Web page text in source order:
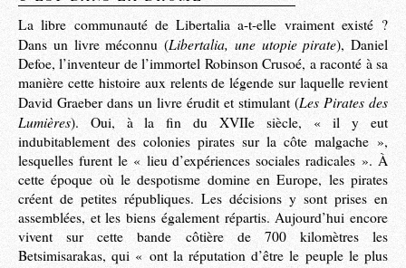
La libre communauté de Libertalia a-t-elle vraiment existé ?
Dans un livre méconnu (Libertalia, une utopie pirate), Daniel
Defoe, l’inventeur de l’immortel Robinson Crusoé, a raconté à sa
manière cette histoire aux relents de légende sur laquelle revient
David Graeber dans un livre érudit et stimulant (Les Pirates des
Lumières). Oui, à la fin du XVIIe siècle, « il y eut
indubitablement des colonies pirates sur la côte malgache »,
lesquelles furent le « lieu d’expériences sociales radicales ». À
cette époque où le despotisme domine en Europe, les pirates
créent de petites républiques. Les décisions y sont prises en
assemblées, et les biens également répartis. Aujourd’hui encore
vivent sur cette bande côtière de 700 kilomètres les
Betsimisarakas, qui « ont la réputation d’être le peuple le plus